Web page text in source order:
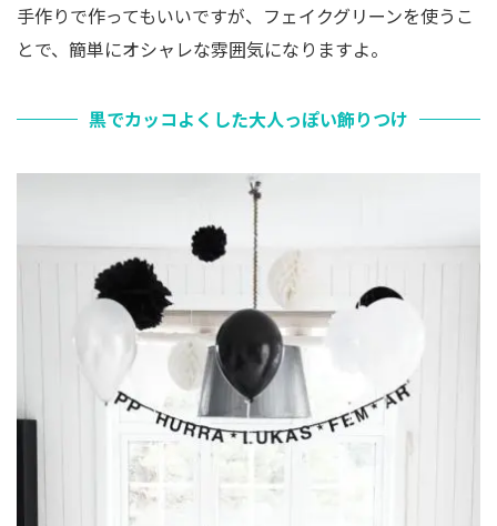
手作りで作ってもいいですが、フェイクグリーンを使うこ
とで、簡単にオシャレな雰囲気になりますよ。
黒でカッコよくした大人っぽい飾りつけ